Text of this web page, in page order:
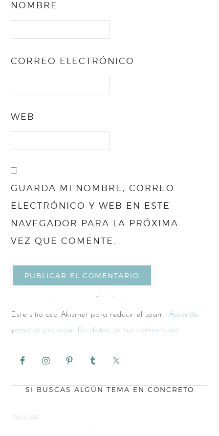
NOMBRE
CORREO ELECTRÓNICO
WEB
GUARDA MI NOMBRE, CORREO
ELECTRÓNICO Y WEB EN ESTE
NAVEGADOR PARA LA PRÓXIMA
VEZ QUE COMENTE.
Este sitio usa Akismet para reducir el spam. Aprende
cómo se procesan los datos de tus comentarios.
SI BUSCAS ALGÚN TEMA EN CONCRETO